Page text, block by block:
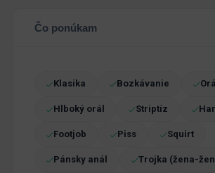
Čo ponúkam
Klasika Bozkávanie Orál
Hlboký orál Striptíz
Footjob Piss Squirt
Pánsky anál Trojka (žena-